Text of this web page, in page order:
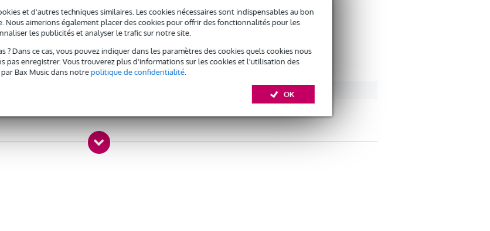
et d'autres techniques similaires. Les cookies nécessaires sont indispensables au bon
Nous aimerions également placer des cookies pour offrir des fonctionnalités pour les
les publicités et analyser le trafic sur notre site.
? Dans ce cas, vous pouvez indiquer dans les paramètres des cookies quels cookies nous
pas enregistrer. Vous trouverez plus d'informations sur les cookies et l'utilisation des
Bax Music dans notrepolitique de confidentialité.
OK
inclus
cm